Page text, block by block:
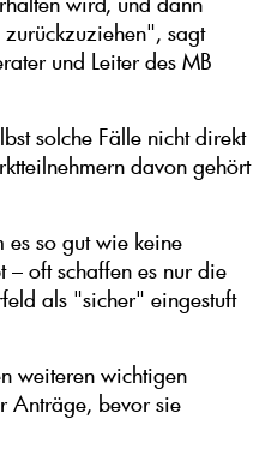
sagt
und Leiter des MB
solche Fälle nicht direkt
davon gehört
es so gut wie keine
oft schaffen es nur die
als "sicher" eingestuft
weiteren wichtigen
Anträge, bevor sie